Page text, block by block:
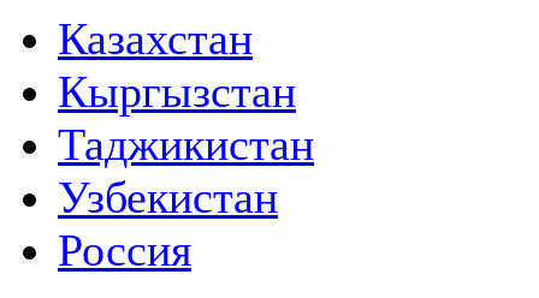
Казахстан
Кыргызстан
Таджикистан
Узбекистан
Россия